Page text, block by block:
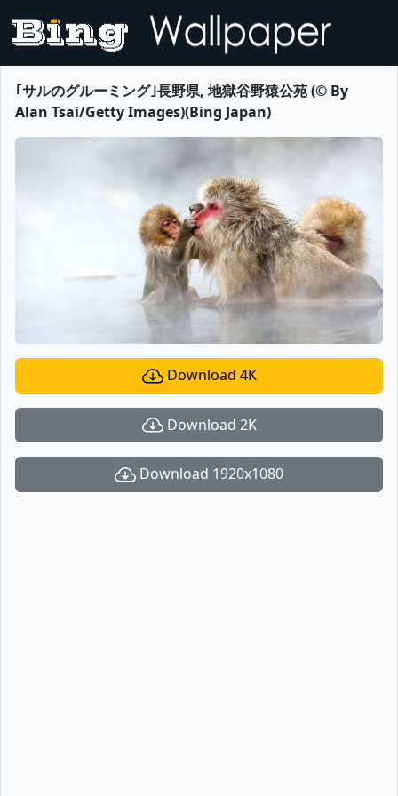
｢サルのグルーミング｣長野県, 地獄谷野猿公苑 (© By
Alan Tsai/Getty Images)(Bing Japan)
Download 4K
Download 2K
Download 1920x1080